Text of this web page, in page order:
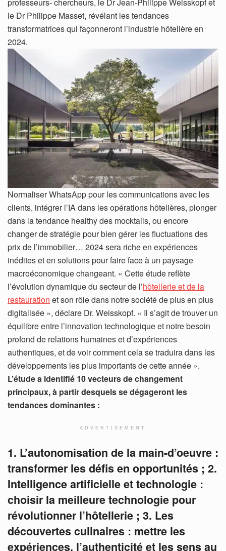
le Dr Philippe Masset, révélant les tendances
transformatrices qui façonneront l’industrie hôtelière en
2024.
Normaliser WhatsApp pour les communications avec les
clients, intégrer l’IA dans les opérations hôtelières, plonger
dans la tendance healthy des mocktails, ou encore
changer de stratégie pour bien gérer les fluctuations des
prix de l’immobilier… 2024 sera riche en expériences
inédites et en solutions pour faire face à un paysage
macroéconomique changeant. « Cette étude reflète
l’évolution dynamique du secteur de l’hôtellerie et de la
restauration et son rôle dans notre société de plus en plus
digitalisée », déclare Dr. Weisskopf. « Il s’agit de trouver un
équilibre entre l’innovation technologique et notre besoin
profond de relations humaines et d’expériences
authentiques, et de voir comment cela se traduira dans les
développements les plus importants de cette année ».
L’étude a identifié 10 vecteurs de changement
principaux, à partir desquels se dégageront les
tendances dominantes :
ADVERTISEMENT
1. L’autonomisation de la main-d’oeuvre :
transformer les défis en opportunités ; 2.
Intelligence artificielle et technologie :
choisir la meilleure technologie pour
révolutionner l’hôtellerie ; 3. Les
découvertes culinaires : mettre les
expériences, l’authenticité et les sens au